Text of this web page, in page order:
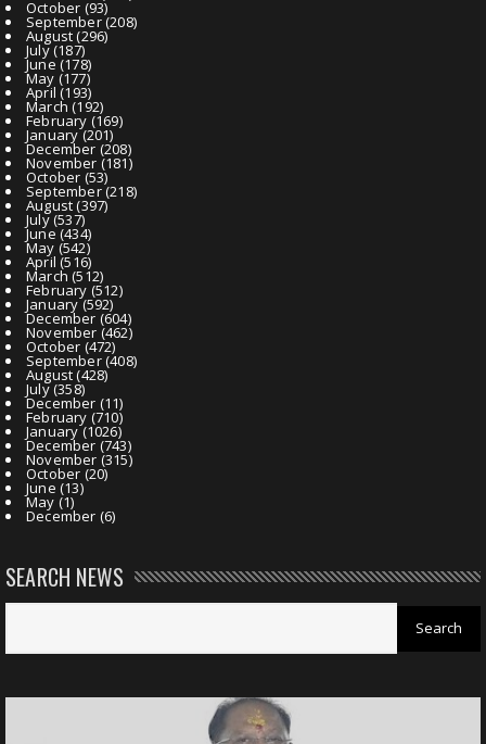
October (93)
September(208)
August(296)
July(187)
June(178)
May (177)
April (193)
March (192)
February (169)
January(201)
December (208)
November (181)
October (53)
September(218)
August(397)
July(537)
June(434)
May (542)
April (516)
March (512)
February (512)
January(592)
December (604)
November (462)
October (472)
September(408)
August(428)
July(358)
December (11)
February (710)
January(1026)
December (743)
November (315)
October (20)
June (13)
May (1)
December (6)
SEARCH NEWS